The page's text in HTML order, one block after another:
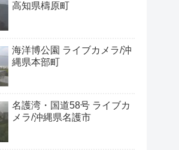
高知県檮原町
海洋博公園 ライブカメラ/沖
縄県本部町
名護湾・国道58号 ライブカ
メラ/沖縄県名護市